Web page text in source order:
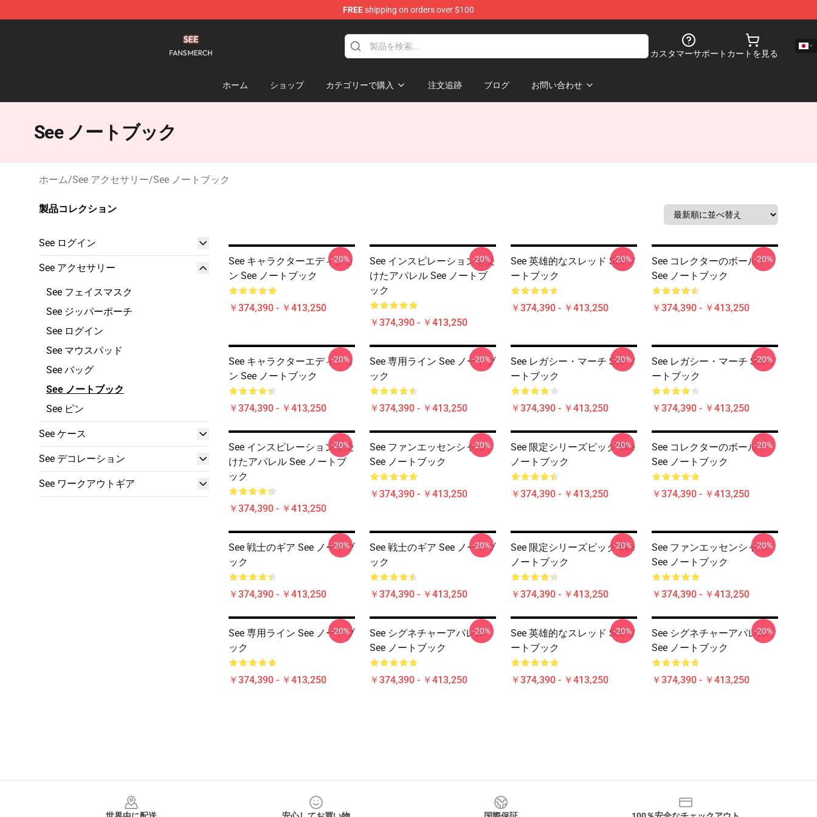
FREEshipping on orders over $100
カスタマーサポート カートを見る
ホーム ショップ カテゴリーで購入 注文追跡 ブログ お問い合わせ
See ノートブック
ホーム/See アクセサリー/See ノートブック
製品コレクション
See ログイン
See アクセサリー
See フェイスマスク
See ジッパーポーチ
See ログイン
See マウスパッド
See バッグ
See ノートブック
See ピン
See ケース
See デコレーション
See ワークアウトギア
See キャラクターエディショ
ン See ノートブック
￥374,390 - ￥413,250
-20%
See インスピレーションを受
けたアパレル See ノートブ
ック
￥374,390 - ￥413,250
-20%
See 英雄的なスレッド See ノ
ートブック
￥374,390 - ￥413,250
-20%
See コレクターのボールト
See ノートブック
￥374,390 - ￥413,250
-20%
See キャラクターエディショ
ン See ノートブック
￥374,390 - ￥413,250
-20%
See 専用ライン See ノートブ
ック
￥374,390 - ￥413,250
-20%
See レガシー・マーチ See ノ
ートブック
￥374,390 - ￥413,250
-20%
See レガシー・マーチ See ノ
ートブック
￥374,390 - ￥413,250
-20%
See インスピレーションを受
けたアパレル See ノートブ
ック
￥374,390 - ￥413,250
-20%
See ファンエッセンシャル
See ノートブック
￥374,390 - ￥413,250
-20%
See 限定シリーズピック See
ノートブック
￥374,390 - ￥413,250
-20%
See コレクターのボールト
See ノートブック
￥374,390 - ￥413,250
-20%
See 戦士のギア See ノートブ
ック
￥374,390 - ￥413,250
-20%
See 戦士のギア See ノートブ
ック
￥374,390 - ￥413,250
-20%
See 限定シリーズピック See
ノートブック
￥374,390 - ￥413,250
-20%
See ファンエッセンシャル
See ノートブック
￥374,390 - ￥413,250
-20%
See 専用ライン See ノートブ
ック
￥374,390 - ￥413,250
-20%
See シグネチャーアパレル
See ノートブック
￥374,390 - ￥413,250
-20%
See 英雄的なスレッド See ノ
ートブック
￥374,390 - ￥413,250
-20%
See シグネチャーアパレル
See ノートブック
￥374,390 - ￥413,250
-20%